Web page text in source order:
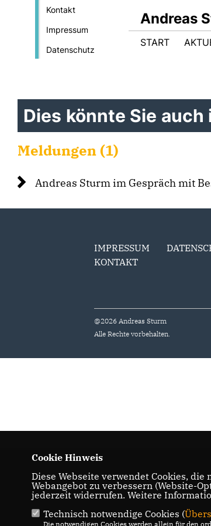
Kontakt
Impressum
Datenschutz
Andreas
START
Dies könnte Sie
Meldungen (1)
Andreas Sturm im Gespräch mit
IMPRESSUM
KONTAKT
@2026 Andreas Sturm
Alle Rechte vorbehalten.
Cookie Hinweis
Diese Webseite verwendet Cookies,
Webangebot zu verbessern (Website-
jederzeit widerrufen. Weitere
Technisch notwendige Cookies (
Die notwendigen Cookies werden allein für den